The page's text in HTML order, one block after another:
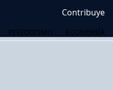
Contribuye
PERIODISMO ECONOMÍA